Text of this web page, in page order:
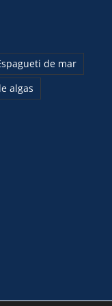
de mar
algas